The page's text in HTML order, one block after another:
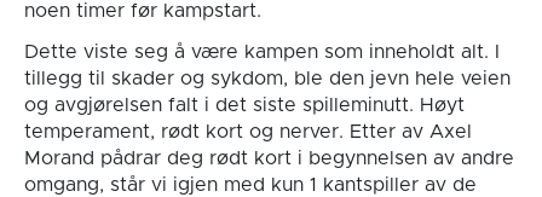
noen timer før kampstart.
Dette viste seg å være kampen som inneholdt alt. I
tillegg til skader og sykdom, ble den jevn hele veien
og avgjørelsen falt i det siste spilleminutt. Høyt
temperament, rødt kort og nerver. Etter av Axel
Morand pådrar deg rødt kort i begynnelsen av andre
omgang, står vi igjen med kun 1 kantspiller av de